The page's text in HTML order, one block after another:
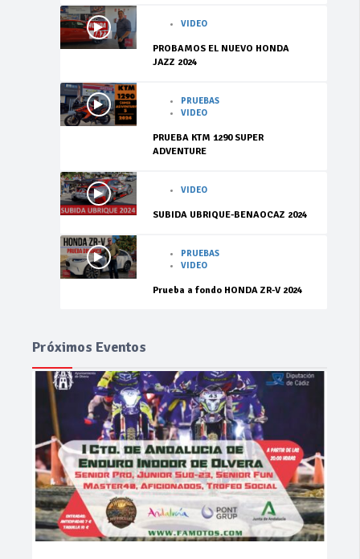
VIDEO
PROBAMOS EL NUEVO HONDA
JAZZ 2024
PRUEBAS
VIDEO
PRUEBA KTM 1290 SUPER
ADVENTURE
VIDEO
SUBIDA UBRIQUE-BENAOCAZ 2024
PRUEBAS
VIDEO
Prueba a fondo HONDA ZR-V 2024
Próximos Eventos